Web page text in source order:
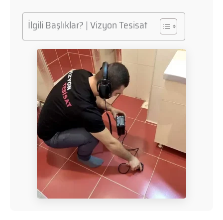
İlgili Başlıklar? | Vizyon Tesisat